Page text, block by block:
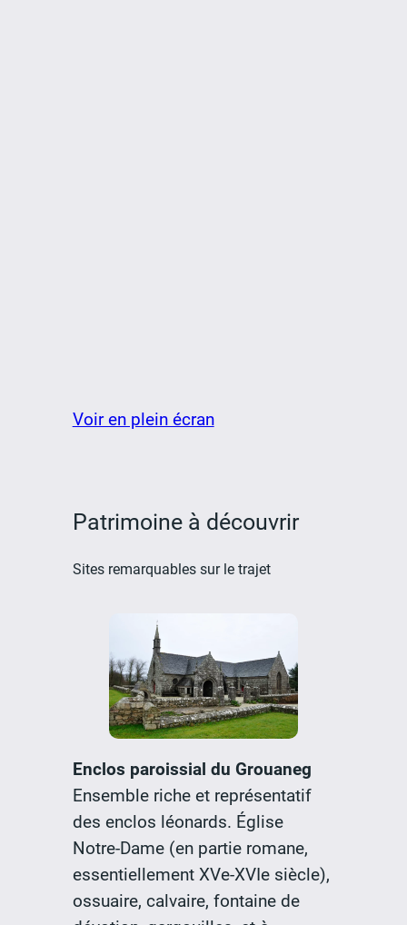
Voir en plein écran
Patrimoine à découvrir
Sites remarquables sur le trajet
Enclos paroissial du Grouaneg
Ensemble riche et représentatif
des enclos léonards. Église
Notre-Dame (en partie romane,
essentiellement XVe-XVIe siècle),
ossuaire, calvaire, fontaine de